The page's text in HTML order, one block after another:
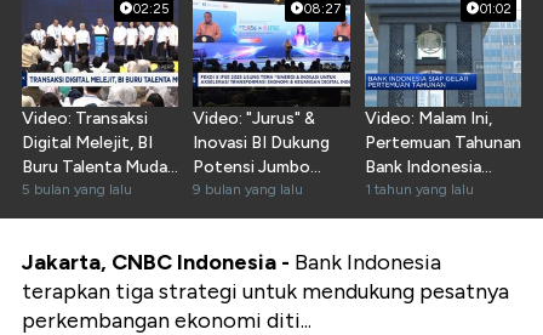
02:25
Video: Transaksi
Digital Melejit, BI
Buru Talenta Muda
RI
5 bulan yang lalu
08:27
Video: "Jurus" &
Inovasi BI Dukung
Potensi Jumbo
Ekonomi Digital RI
9 bulan yang lalu
01:02
Video: Malam Ini,
Pertemuan Tahunan
Bank Indonesia
Digelar
1 tahun yang lalu
Jakarta, CNBC Indonesia - Bank Indonesia
terapkan tiga strategi untuk mendukung pesatnya
perkembangan ekonomi diti...